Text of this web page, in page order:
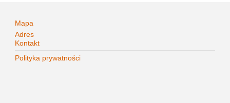
Mapa
Adres
Kontakt
Polityka prywatności